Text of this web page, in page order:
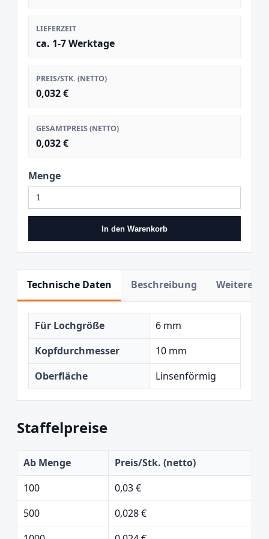
LIEFERZEIT
ca. 1-7 Werktage
PREIS/STK. (NETTO)
0,032 €
GESAMTPREIS (NETTO)
0,032 €
Menge
In den Warenkorb
Technische Daten Beschreibung Weitere
Für Lochgröße
6 mm
Kopfdurchmesser
10 mm
Oberfläche
Linsenförmig
Staffelpreise
Ab Menge
Preis/Stk. (netto)
100
0,03 €
500
0,028 €